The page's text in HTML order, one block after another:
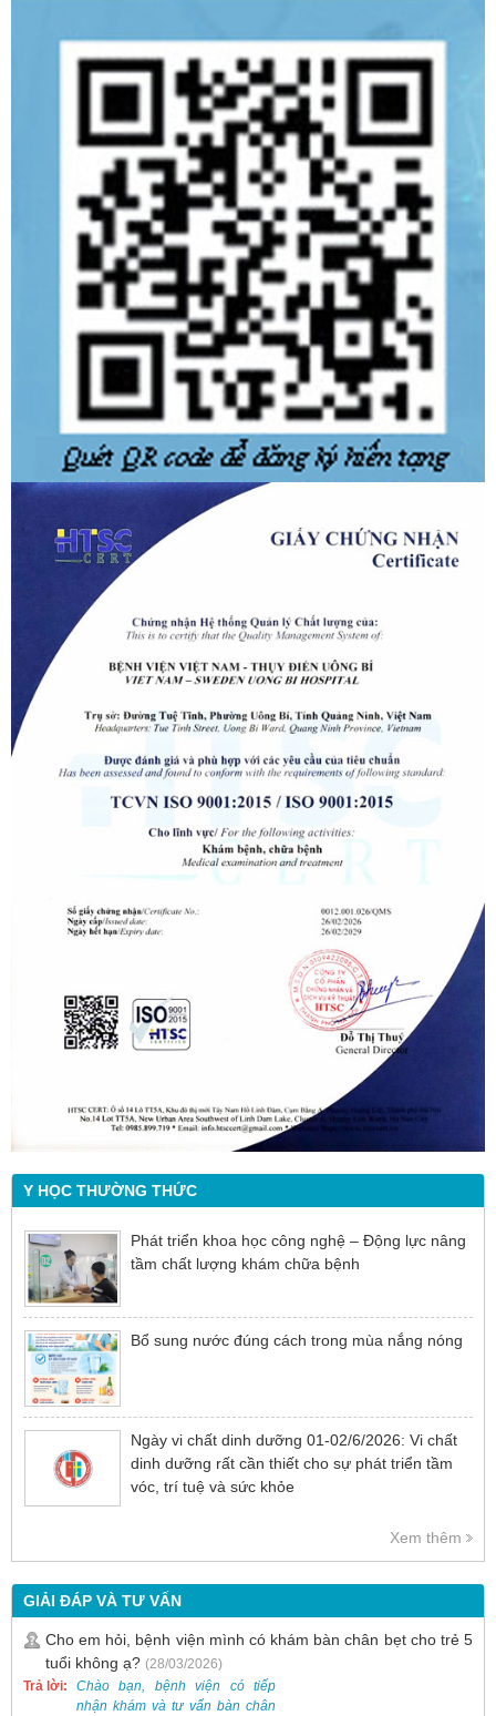
Y HỌC THƯỜNG THỨC
Phát triển khoa học công nghệ – Động lực nâng
tầm chất lượng khám chữa bệnh
Bổ sung nước đúng cách trong mùa nắng nóng
Ngày vi chất dinh dưỡng 01-02/6/2026: Vi chất
dinh dưỡng rất cần thiết cho sự phát triển tầm
vóc, trí tuệ và sức khỏe
Xem thêm
GIẢI ĐÁP VÀ TƯ VẤN
Cho em hỏi, bệnh viện mình có khám bàn chân bẹt cho trẻ 5
tuổi không ạ? (28/03/2026)
Trả lời:
Chào bạn, bệnh viện có tiếp
nhận khám và tư vấn bàn chân